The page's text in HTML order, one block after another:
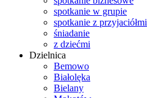
spotkanie w grupie
spotkanie z przyjaciółmi
śniadanie
z dziećmi
Dzielnica
Bemowo
Białolęka
Bielany